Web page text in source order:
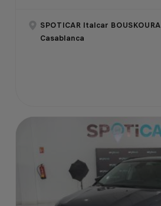
SPOTICAR Italcar BOUSKOURA
Casablanca